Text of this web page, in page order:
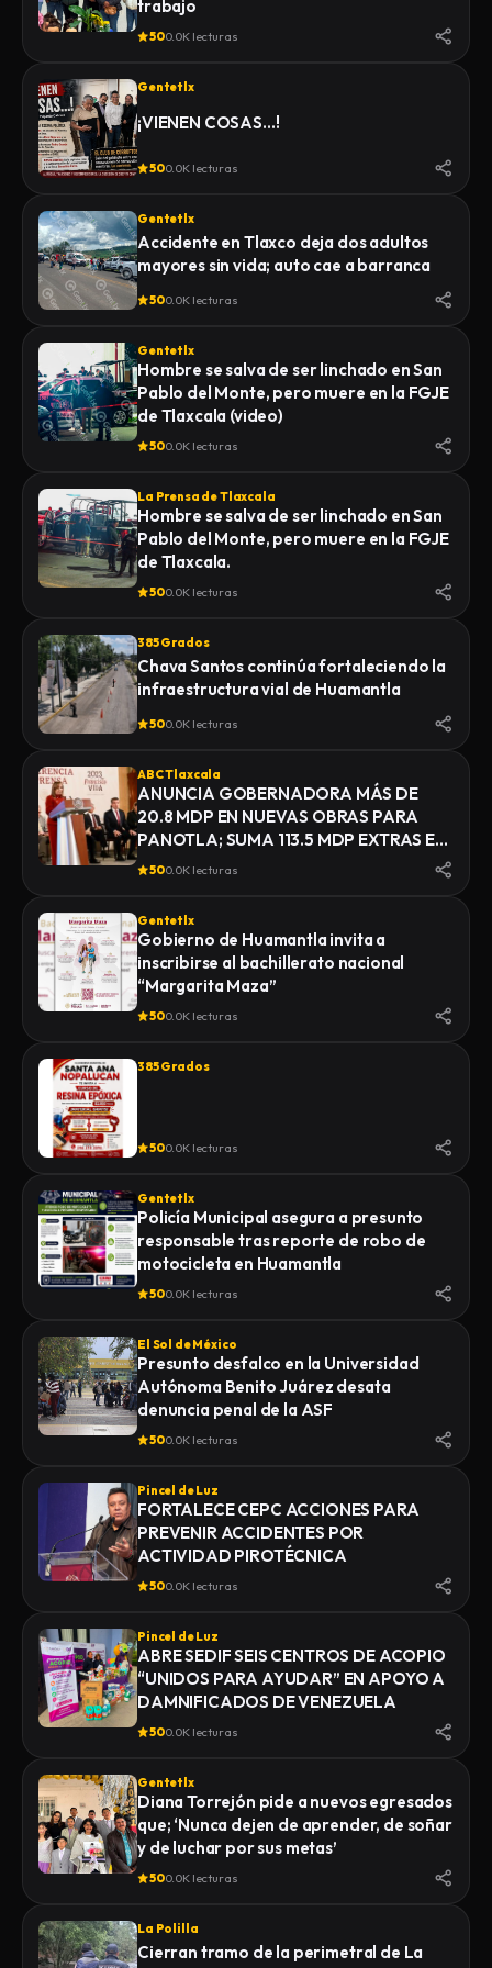
trabajo
500.0K lecturas
Gentetlx
¡VIENEN COSAS…!
500.0K lecturas
Gentetlx
Accidente en Tlaxco deja dos adultos
mayores sin vida; auto cae a barranca
500.0K lecturas
Gentetlx
Hombre se salva de ser linchado en San
Pablo del Monte, pero muere en la FGJE
de Tlaxcala (video)
500.0K lecturas
La Prensa de Tlaxcala
Hombre se salva de ser linchado en San
Pablo del Monte, pero muere en la FGJE
de Tlaxcala.
500.0K lecturas
385 Grados
Chava Santos continúa fortaleciendo la
infraestructura vial de Huamantla
500.0K lecturas
ABC Tlaxcala
ANUNCIA GOBERNADORA MÁS DE
20.8 MDP EN NUEVAS OBRAS PARA
PANOTLA; SUMA 113.5 MDP EXTRAS EN
INFRAESTRUCTURA
500.0K lecturas
Gentetlx
Gobierno de Huamantla invita a
inscribirse al bachillerato nacional
“Margarita Maza”
500.0K lecturas
385 Grados
500.0K lecturas
Gentetlx
Policía Municipal asegura a presunto
responsable tras reporte de robo de
motocicleta en Huamantla
500.0K lecturas
El Sol de México
Presunto desfalco en la Universidad
Autónoma Benito Juárez desata
denuncia penal de la ASF
500.0K lecturas
Pincel de Luz
FORTALECE CEPC ACCIONES PARA
PREVENIR ACCIDENTES POR
ACTIVIDAD PIROTÉCNICA
500.0K lecturas
Pincel de Luz
ABRE SEDIF SEIS CENTROS DE ACOPIO
“UNIDOS PARA AYUDAR” EN APOYO A
DAMNIFICADOS DE VENEZUELA
500.0K lecturas
Gentetlx
Diana Torrejón pide a nuevos egresados
que; ‘Nunca dejen de aprender, de soñar
y de luchar por sus metas’
500.0K lecturas
La Polilla
Cierran tramo de la perimetral de La